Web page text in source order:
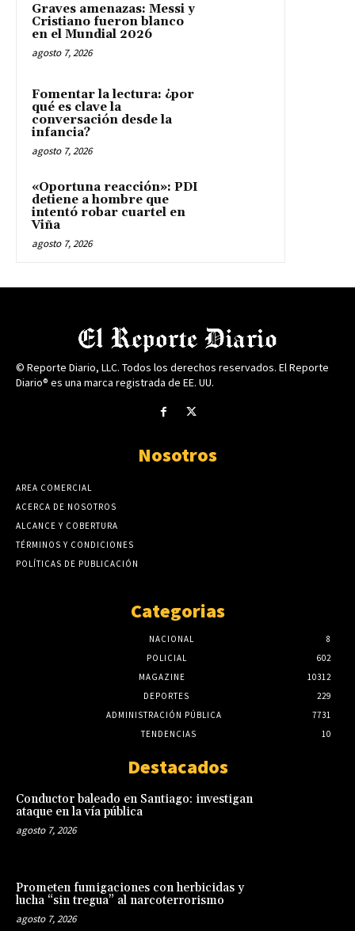
Graves amenazas: Messi y
Cristiano fueron blanco
en el Mundial 2026
agosto 7, 2026
Fomentar la lectura: ¿por
qué es clave la
conversación desde la
infancia?
agosto 7, 2026
«Oportuna reacción»: PDI
detiene a hombre que
intentó robar cuartel en
Viña
agosto 7, 2026
© Reporte Diario, LLC. Todos los derechos reservados. El Reporte
Diario® es una marca registrada de EE. UU.
Nosotros
AREA COMERCIAL
ACERCA DE NOSOTROS
ALCANCE Y COBERTURA
TÉRMINOS Y CONDICIONES
POLÍTICAS DE PUBLICACIÓN
Categorias
NACIONAL
8
POLICIAL
602
MAGAZINE
10312
DEPORTES
229
ADMINISTRACIÓN PÚBLICA
7731
TENDENCIAS
10
Destacados
Conductor baleado en Santiago: investigan
ataque en la vía pública
agosto 7, 2026
Prometen fumigaciones con herbicidas y
lucha “sin tregua” al narcoterrorismo
agosto 7, 2026